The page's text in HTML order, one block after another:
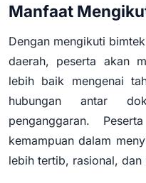
Manfaat
Dengan mengikuti
daerah, peserta akan
lebih baik mengenai
hubungan antar
penganggaran.
kemampuan dalam
lebih tertib, rasional, dan